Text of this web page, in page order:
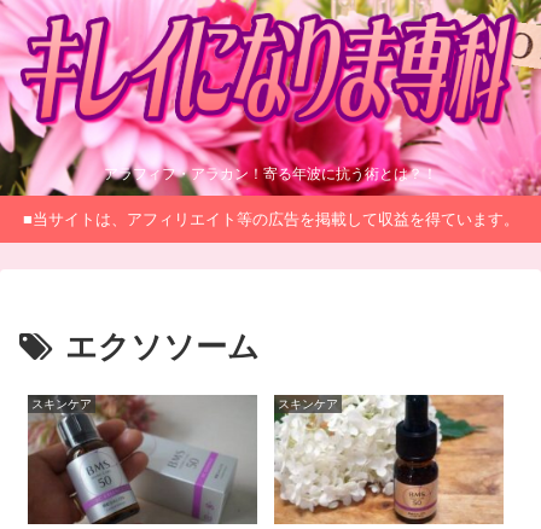
アラフィフ・アラカン！寄る年波に抗う術とは？！
■当サイトは、アフィリエイト等の広告を掲載して収益を得ています。
エクソソーム
スキンケア スキンケア